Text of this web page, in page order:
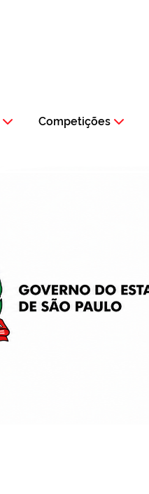
Competições